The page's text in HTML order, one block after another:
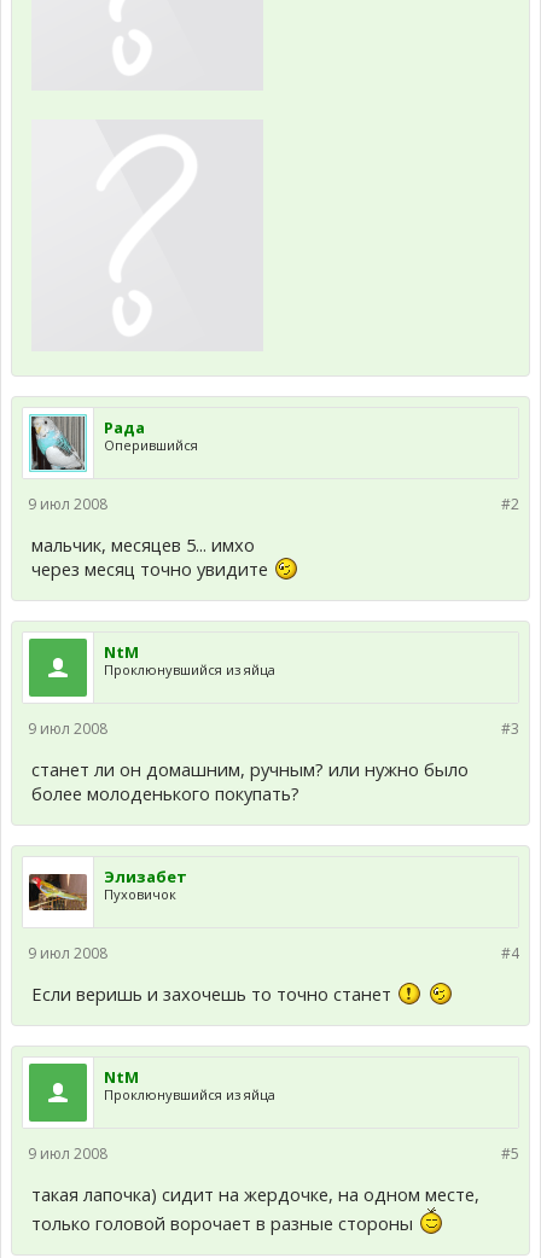
Рада
Оперившийся
#2
9 июл 2008
мальчик, месяцев 5... имхо
через месяц точно увидите
NtM
Проклюнувшийся из яйца
#3
9 июл 2008
станет ли он домашним, ручным? или нужно было
более молоденького покупать?
Элизабет
Пуховичок
#4
9 июл 2008
Если веришь и захочешь то точно станет
NtM
Проклюнувшийся из яйца
#5
9 июл 2008
такая лапочка) сидит на жердочке, на одном месте,
только головой ворочает в разные стороны